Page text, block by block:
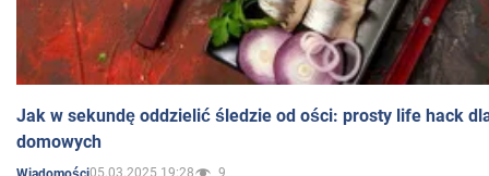
Jak w sekundę oddzielić śledzie od ości: prosty life hack
domowych